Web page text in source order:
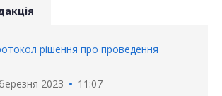
рішення про проведення
2023 11:07